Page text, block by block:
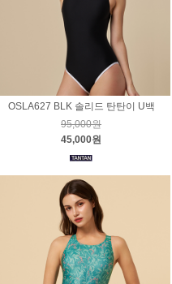
OSLA627 BLK 솔리드 탄탄이 U백
95,000원
45,000원